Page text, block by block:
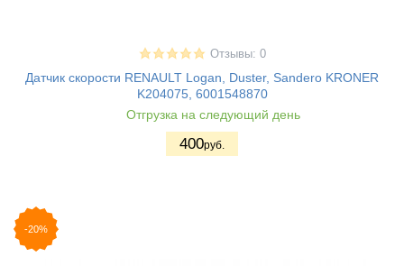
Отзывы: 0
Датчик скорости RENAULT Logan, Duster, Sandero KRONER
K204075, 6001548870
Отгрузка на следующий день
400руб.
-20%